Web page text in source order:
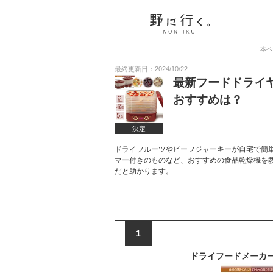
本
最終更新日：2024/10/22
決定
最新フードドライ
おすすめは？
ドライフルーツやビーフジャーキーが自宅で
マー付きのものなど、おすすめの食品乾燥機
だと助かります。
1